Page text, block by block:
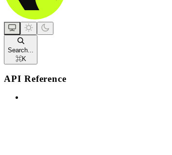
Search...
⌘K
API Reference